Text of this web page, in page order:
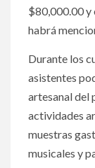
$80,000.00 y
habrá
Durante los
asistentes
artesanal del
actividades
muestras
musicales y